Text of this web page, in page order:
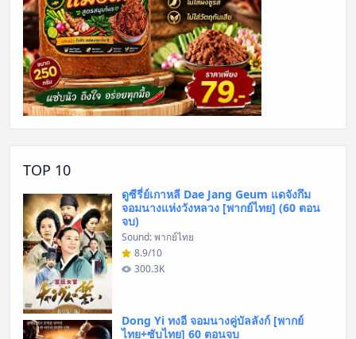
TOP 10
ดูซีรี่ย์เกาหลี Dae Jang Geum แดจังกึม
จอมนางแห่งวังหลวง [พากย์ไทย] (60 ตอน
จบ)
Sound: พากย์ไทย
8.9/10
300.3K
Dong Yi ทงอี จอมนางคู่บัลลังก์ [พากย์
ไทย+ซับไทย] 60 ตอนจบ